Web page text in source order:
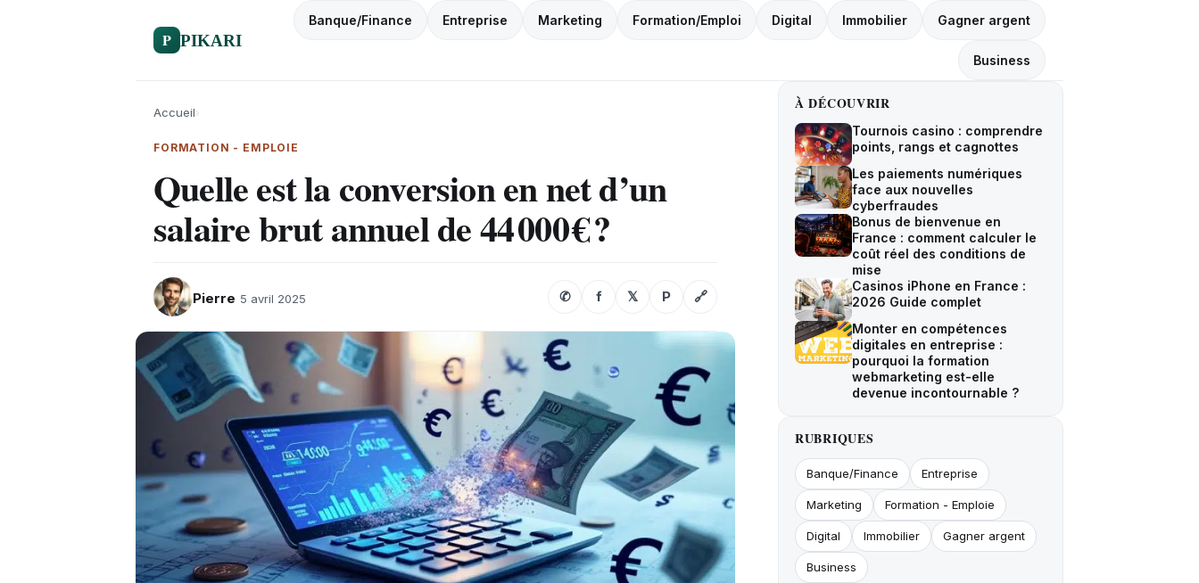
P PIKARI
Banque/Finance Entreprise Marketing Formation/Emploi Digital Immobilier Gagner argent
Business
Accueil›
FORMATION - EMPLOIE
​Quelle est la conversion en net d’un
salaire brut annuel de 44 000 € ?​
Pierre 5 avril 2025 ✆ f 𝕏 P 🔗
À DÉCOUVRIR
Tournois casino : comprendre
points, rangs et cagnottes
Les paiements numériques
face aux nouvelles
cyberfraudes
Bonus de bienvenue en
France : comment calculer le
coût réel des conditions de
mise
Casinos iPhone en France :
2026 Guide complet
Monter en compétences
digitales en entreprise :
pourquoi la formation
webmarketing est-elle
devenue incontournable ?
RUBRIQUES
Banque/Finance Entreprise
Marketing Formation - Emploie
Digital Immobilier Gagner argent
Business